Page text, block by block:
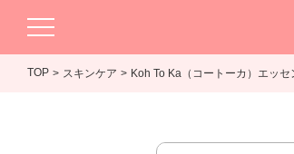
TOP スキンケア Koh To Ka（コートーカ）エッ